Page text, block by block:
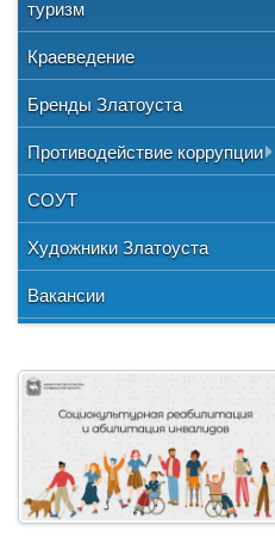
Учетная политика
и отдыха
№3"
"Детская школа искусств №1"
"Детская школа искусств №3"
Городской методический совет
Национальные культурные
центры
Литературное объединение
"Мартен"
Профсоюзная организация
обслуживания
Нормативно-правовая база
Фото
Видео
туризм
Краеведение
Бренды Златоуста
Противодействие коррупции
Документы
Сведения о доходах
Формы документов
СОУТ
Художники Златоуста
Вакансии